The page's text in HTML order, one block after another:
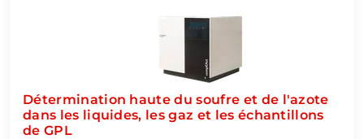
Détermination haute du soufre et de l'azote
dans les liquides, les gaz et les échantillons
de GPL